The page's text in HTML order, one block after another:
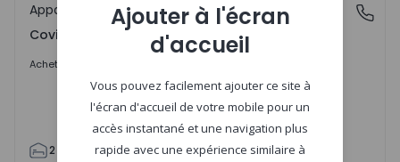
Covilhã e Canhoso, Castelo Branco
Appartement
Covilhã e Canhoso, Castelo Branco
Acheter
2 85 85 0 4
Ajouter à l'écran
d'accueil
Vous pouvez facilement ajouter ce site à
l'écran d'accueil de votre mobile pour un
accès instantané et une navigation plus
rapide avec une expérience similaire à